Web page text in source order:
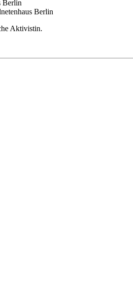
Berlin
Berlin
Aktivistin.